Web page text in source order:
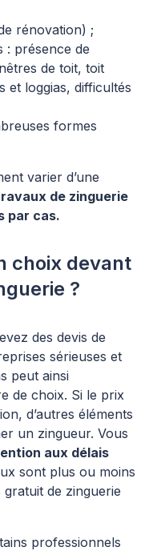
rénovation) ;
: présence de
de toit, toit
et loggias, difficultés
formes
varier d’une
de zinguerie
par cas.
choix devant
?
des devis de
sérieuses et
peut ainsi
de choix. Si le prix
d’autres éléments
un zingueur. Vous
aux délais
sont plus ou moins
de zinguerie
professionnels